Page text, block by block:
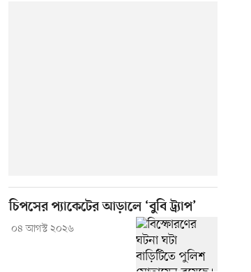
চিপসের প্যাকেটের আড়ালে ‘বুবি ট্র্যাপ’
০৪ আগস্ট ২০২৬